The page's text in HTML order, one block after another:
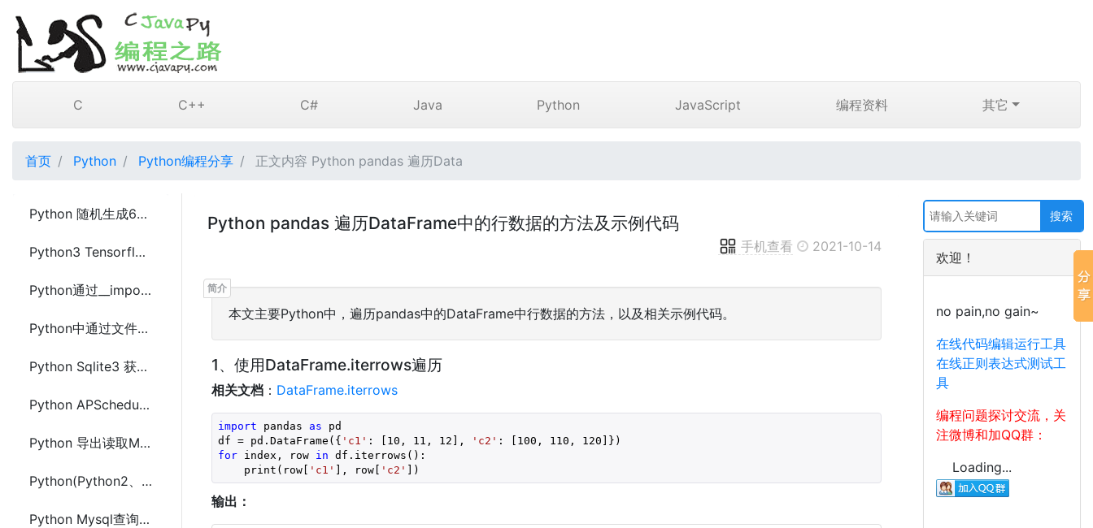
C C++ C# Java Python JavaScript 编程资料 其它
首页 Python Python编程分享 正文内容 Python pandas 遍历Data
Python 随机生成6位验证码
Python3 Tensorflow 1.7保存和还原模型(save or restore model)
Python通过__import__导入模块(import module)
Python中通过文件将数据导入sqlite3
Python Sqlite3 获取insert插入的主键id lastrowid
Python APScheduler apscheduler.triggers.cron使用cron表达式
Python 导出读取MongoDB数据到Pandas分析
Python(Python2、Python3)读取gzip(.gz)文件中utf8(utf-8)编码字符串
Python Mysql查询和插入多条数据及返回行数、表的描述信息
Python pandas 遍历DataFrame中的行数据的方法及示例代码
手机查看 2021-10-14
本文主要Python中，遍历pandas中的DataFrame中行数据的方法，以及相关示例代码。
1、使用DataFrame.iterrows遍历
相关文档 ： DataFrame.iterrows
import pandas as pd
df = pd.DataFrame({ 'c1' : [ 10 , 11 , 12 ], 'c2' : [ 100 , 110 , 120
for index, row in df.iterrows():
    print(row[
'c1' ], row[ 'c2' ])
输出：
欢迎！
no pain,no gain~
在线代码编辑运行工具
在线正则表达式测试工
具
编程问题探讨交流，关
注微博和加QQ群：
Loading...